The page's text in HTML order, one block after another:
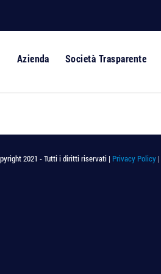
Azienda Società Trasparente
2021 - Tutti i diritti riservati | Privacy Policy |